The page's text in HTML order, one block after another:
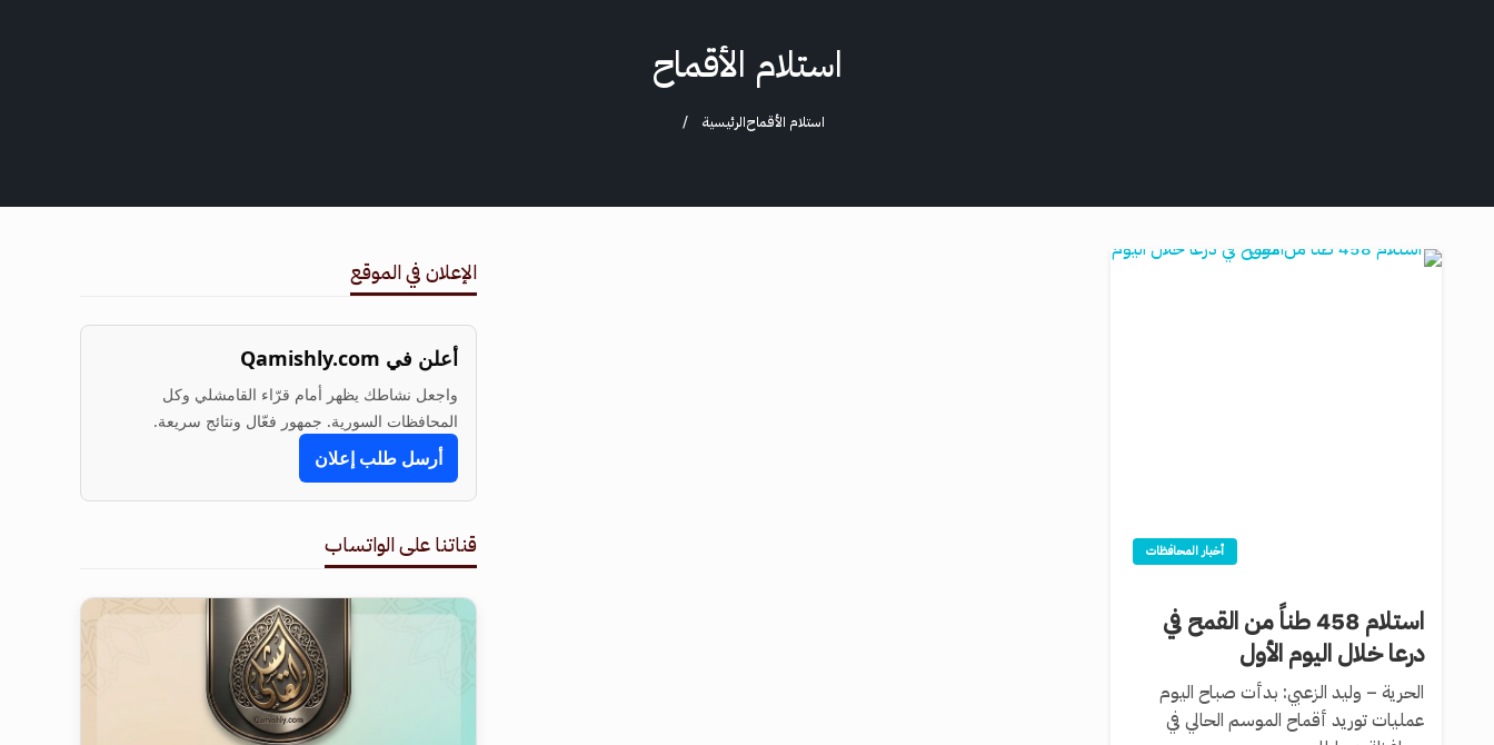
استلام الأقماح
الرئيسيةاستلام الأقماح
أخبار المحافظات
استلام 458 طناً من القمح في
درعا خلال اليوم الأول
الحرية – وليد الزعبي: بدأت صباح اليوم
عمليات توريد أقماح الموسم الحالي في
الإعلان في الموقع
أعلن في Qamishly.com
واجعل نشاطك يظهر أمام قرّاء القامشلي وكل
المحافظات السورية. جمهور فعّال ونتائج سريعة.
أرسل طلب إعلان
قناتنا على الواتساب